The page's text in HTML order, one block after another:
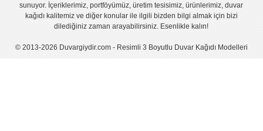
sunuyor. İçeriklerimiz, portföyümüz, üretim tesisimiz, ürünlerimiz, duvar
kağıdı kalitemiz ve diğer konular ile ilgili bizden bilgi almak için bizi
dilediğiniz zaman arayabilirsiniz. Esenlikle kalın!
© 2013-2026 Duvargiydir.com - Resimli 3 Boyutlu Duvar Kağıdı Modelleri